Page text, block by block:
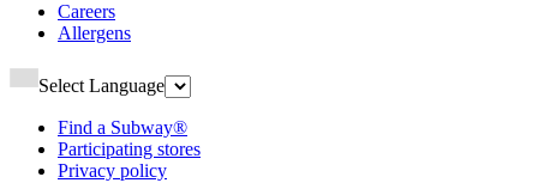
Careers​​​​‌ ‍ ​‍​‍‌‍ ‌ ​‍‌‍‍‌‌‍‌ ‌‍‍‌‌‍ ‍​‍​‍​ ‍‍​‍​‍‌ ​ ‌‍​‌‌‍ ‍‌‍‍‌‌ ‌​‌ ‍‌​‍ ‍‌‍‍‌‌‍ ​‍​‍​‍ ​​‍​‍‌‍‍​‌ ​‍‌‍‌‌‌‍‌‍​‍​‍​ ‍‍​‍​‍‌‍‍​‌ ‌​‌ ‌​‌ ​​‌ ​ ​ ‍‍​‍ ​‍ ‌‍ ‍‌‍ ‌ ​‍‌‍‌​‌‍‍‌‌‍​ ​‍ ‌‌‍​‍‌‍‍‌‌ ‌​‌‍‌‌‌ ​ ​‍ ‌‌‍‌ ‌ ​‍‌‍ ‌ ‌‌‌ ​​​‍ ‌‌ ​ ‌ ‌​‌ ‌‌‌‍‌​‌‍‍‌‌‍ ​‍ ‍‌ ‌‍‌‍‌‌‌ ​‍‌‍​ ‌‍‌‌‌‍ ​​‍ ‍‌‍​‌‌ ​​‌ ​​​‍ ‌‍‍‌‌‍ ‍‌ ‌​‌‍‌‌‌‍ ‍‌ ‌​​‍ ‌‍‌‌‌‍‌​‌‍‍‌‌ ‌​​‍ ‌‍ ‌‌‍ ‌‍‌​‌‍‌‌​ ‌‌ ​​‌ ​‍‌‍‌‌‌ ​ ‌‍‌‌‌‍ ‍‌ ‌​‌‍​‌‌ ‌​‌‍‍‌‌‍ ‌‍ ‍​ ‍ ‌‍‍‌‌‍‌​​ ‌‌‍​‌​ ​​​ ​‌​ ‍​‌‍​ ​ ‍‌‌‍‌​​ ​ ​‍ ‌​ ​ ​ ​‍‌‍​‌​ ‌‌​‍ ‌​ ‌​‌‍‌‍‌‍‌‍‌‍​‍​‍ ‌‌‍​‍‌‍‌​‌‍​‌​ ​​​‍ ‌‌‍​‍‌‍‌‌​ ​​​ ‌‍​ ​​‌‍‌​‌‍‌‍‌‍​ ​ ​ ​ ​ ​ ​​‌‍‌​​ ‍ ‌ ‌​‌ ‍‌‌ ​​‌‍‌‌​ ‌‌ ‌ ‌‍‌‌‌‍​‍‌ ​ ‌‍‍‌‌ ‌​‌‍‌‌‌​ ‍‌‍​‌‌ ‌‍‌‍‍‌‌‍‌ ‌‍​‌‌ ‌​‌‍‍‌‌‍ ‌‍ ‍‌​‍‌‌ ‌​‌‍‌‌‌‍ ‌​ ‍ ‌ ​​‌‍​‌‌ ‌​‌‍‍​​ ‌‌‍ ​‌‍​‌‌‍​‍‌‍‌‌‌‍ ​​‍‌‌​ ‌‌‌​​‍‌‌ ‌‍‍ ‌‍‌‌‌ ‍‌​‍‌‌​ ​ ‌​‌​​‍‌‌​ ​ ‌​‌​​‍‌‌​ ​‍​ ​‍‌‍‌‌‌‍ ‍​‍‌‌​ ​‍​ ​‍​‍‌‌​ ‌‌‌​‌​​‍ ‍‌ ‌‍‌‍​‌‌‍ ​‌ ‌‌‌‍‌‌​ ‌‍​‍‌‍​‌‌ ​ ‌‍‌‌‌‌‌‌‌ ​‍‌‍ ​​ ‌‌‍‍​‌ ‌​‌ ‌​‌ ​​‌ ​ ​‍‌‌​ ​ ‌​​‌​‍‌‌​ ​‍‌​‌‍​‍‌‌​ ​‍‌​‌‍‌‍ ‍‌‍ ‌ ​‍‌‍‌​‌‍‍‌‌‍​ ​‍ ‌‌‍​‍‌‍‍‌‌ ‌​‌‍‌‌‌ ​ ​‍ ‌‌‍‌ ‌ ​‍‌‍ ‌ ‌‌‌ ​​​‍ ‌‌ ​ ‌ ‌​‌ ‌‌‌‍‌​‌‍‍‌‌‍ ​‍ ‍‌ ‌‍‌‍‌‌‌ ​‍‌‍​ ‌‍‌‌‌‍ ​​‍ ‍‌‍​‌‌ ​​‌ ​​​‍‌‍‌‍‍‌‌‍‌​​ ‌‌‍​‌​ ​​​ ​‌​ ‍​‌‍​ ​ ‍‌‌‍‌​​ ​ ​‍ ‌​ ​ ​ ​‍‌‍​‌​ ‌‌​‍ ‌​ ‌​‌‍‌‍‌‍‌‍‌‍​‍​‍ ‌‌‍​‍‌‍‌​‌‍​‌​ ​​​‍ ‌‌‍​‍‌‍‌‌​ ​​​ ‌‍​ ​​‌‍‌​‌‍‌‍‌‍​ ​ ​ ​ ​ ​ ​​‌‍‌​​‍‌‍‌ ‌​‌ ‍‌‌ ​​‌‍‌‌​ ‌‌ ‌ ‌‍‌‌‌‍​‍‌ ​ ‌‍‍‌‌ ‌​‌‍‌‌‌​ ‍‌‍​‌‌ ‌‍‌‍‍‌‌‍‌ ‌‍​‌‌ ‌​‌‍‍‌‌‍ ‌‍ ‍‌​‍‌‌ ‌​‌‍‌‌‌‍ ‌​‍‌‍‌ ​​‌‍​‌‌ ‌​‌‍‍​​ ‌‌‍ ​‌‍​‌‌‍​‍‌‍‌‌‌‍ ​​‍‌‌​ ‌‌‌​​‍‌‌ ‌‍‍ ‌‍‌‌‌ ‍‌​‍‌‌​ ​ ‌​‌​​‍‌‌​ ​ ‌​‌​​‍‌‌​ ​‍​ ​‍‌‍‌‌‌‍ ‍​‍‌‌​ ​‍​ ​‍​‍‌‌​ ‌‌‌​‌​​‍ ‍‌ ‌‍‌‍​‌‌‍ ​‌ ‌‌‌‍‌‌​‍‌‍‌ ​​‌‍‌‌‌ ​‍‌ ​ ‌ ​​‌‍‌‌‌‍​ ‌ ‌​‌‍‍‌‌ ‌‍‌‍‌‌​ ‌‌ ​​‌ ‌‌‌‍​‍‌‍ ​‌‍‍‌‌ ​ ‌‍‍​‌‍‌‌‌‍‌​​‍​‍‌ ‌
Allergens​​​​‌ ‍ ​‍​‍‌‍ ‌ ​‍‌‍‍‌‌‍‌ ‌‍‍‌‌‍ ‍​‍​‍​ ‍‍​‍​‍‌ ​ ‌‍​‌‌‍ ‍‌‍‍‌‌ ‌​‌ ‍‌​‍ ‍‌‍‍‌‌‍ ​‍​‍​‍ ​​‍​‍‌‍‍​‌ ​‍‌‍‌‌‌‍‌‍​‍​‍​ ‍‍​‍​‍‌‍‍​‌ ‌​‌ ‌​‌ ​​‌ ​ ​ ‍‍​‍ ​‍ ‌‍ ‍‌‍ ‌ ​‍‌‍‌​‌‍‍‌‌‍​ ​‍ ‌‌‍​‍‌‍‍‌‌ ‌​‌‍‌‌‌ ​ ​‍ ‌‌‍‌ ‌ ​‍‌‍ ‌ ‌‌‌ ​​​‍ ‌‌ ​ ‌ ‌​‌ ‌‌‌‍‌​‌‍‍‌‌‍ ​‍ ‍‌ ‌‍‌‍‌‌‌ ​‍‌‍​ ‌‍‌‌‌‍ ​​‍ ‍‌‍​‌‌ ​​‌ ​​​‍ ‌‍‍‌‌‍ ‍‌ ‌​‌‍‌‌‌‍ ‍‌ ‌​​‍ ‌‍‌‌‌‍‌​‌‍‍‌‌ ‌​​‍ ‌‍ ‌‌‍ ‌‍‌​‌‍‌‌​ ‌‌ ​​‌ ​‍‌‍‌‌‌ ​ ‌‍‌‌‌‍ ‍‌ ‌​‌‍​‌‌ ‌​‌‍‍‌‌‍ ‌‍ ‍​ ‍ ‌‍‍‌‌‍‌​​ ‌​ ‌​​ ‍​​ ‌ ‌‍​‍​ ‌​​ ​‌​ ​​‌‍‌​​‍ ‌‌‍‌​​ ‍​‌‍​‍‌‍​‍​‍ ‌​ ‌​‌‍‌‍​ ​​​ ‌​​‍ ‌‌‍​‍​ ‌ ​ ‌ ​ ​ ​‍ ‌​ ‌‍​ ‍‌‌‍‌‍​ ‌​​ ‍​‌‍​ ​ ​‌‌‍‌‍‌‍​ ‌‍‌‍​ ‌‍​ ‌‌​ ‍ ‌ ‌​‌ ‍‌‌ ​​‌‍‌‌​ ‌‌ ‌ ‌‍‌‌‌‍​‍‌ ​ ‌‍‍‌‌ ‌​‌‍‌‌‌​ ‍‌‍​‌‌ ‌‍‌‍‍‌‌‍‌ ‌‍​‌‌ ‌​‌‍‍‌‌‍ ‌‍ ‍‌​‍‌‌ ‌​‌‍‌‌‌‍ ‌​ ‍ ‌ ​​‌‍​‌‌ ‌​‌‍‍​​ ‌‌‍ ​‌‍​‌‌‍​‍‌‍‌‌‌‍ ​​‍‌‌​ ‌‌‌​​‍‌‌ ‌‍‍ ‌‍‌‌‌ ‍‌​‍‌‌​ ​ ‌​‌​​‍‌‌​ ​ ‌​‌​​‍‌‌​ ​‍​ ​‍‌‍‌‌‌‍ ‍​‍‌‌​ ​‍​ ​‍​‍‌‌​ ‌‌‌​‌​​‍ ‍‌ ‌‍‌‍​‌‌‍ ​‌ ‌‌‌‍‌‌​ ‌‍​‍‌‍​‌‌ ​ ‌‍‌‌‌‌‌‌‌ ​‍‌‍ ​​ ‌‌‍‍​‌ ‌​‌ ‌​‌ ​​‌ ​ ​‍‌‌​ ​ ‌​​‌​‍‌‌​ ​‍‌​‌‍​‍‌‌​ ​‍‌​‌‍‌‍ ‍‌‍ ‌ ​‍‌‍‌​‌‍‍‌‌‍​ ​‍ ‌‌‍​‍‌‍‍‌‌ ‌​‌‍‌‌‌ ​ ​‍ ‌‌‍‌ ‌ ​‍‌‍ ‌ ‌‌‌ ​​​‍ ‌‌ ​ ‌ ‌​‌ ‌‌‌‍‌​‌‍‍‌‌‍ ​‍ ‍‌ ‌‍‌‍‌‌‌ ​‍‌‍​ ‌‍‌‌‌‍ ​​‍ ‍‌‍​‌‌ ​​‌ ​​​‍‌‍‌‍‍‌‌‍‌​​ ‌​ ‌​​ ‍​​ ‌ ‌‍​‍​ ‌​​ ​‌​ ​​‌‍‌​​‍ ‌‌‍‌​​ ‍​‌‍​‍‌‍​‍​‍ ‌​ ‌​‌‍‌‍​ ​​​ ‌​​‍ ‌‌‍​‍​ ‌ ​ ‌ ​ ​ ​‍ ‌​ ‌‍​ ‍‌‌‍‌‍​ ‌​​ ‍​‌‍​ ​ ​‌‌‍‌‍‌‍​ ‌‍‌‍​ ‌‍​ ‌‌​‍‌‍‌ ‌​‌ ‍‌‌ ​​‌‍‌‌​ ‌‌ ‌ ‌‍‌‌‌‍​‍‌ ​ ‌‍‍‌‌ ‌​‌‍‌‌‌​ ‍‌‍​‌‌ ‌‍‌‍‍‌‌‍‌ ‌‍​‌‌ ‌​‌‍‍‌‌‍ ‌‍ ‍‌​‍‌‌ ‌​‌‍‌‌‌‍ ‌​‍‌‍‌ ​​‌‍​‌‌ ‌​‌‍‍​​ ‌‌‍ ​‌‍​‌‌‍​‍‌‍‌‌‌‍ ​​‍‌‌​ ‌‌‌​​‍‌‌ ‌‍‍ ‌‍‌‌‌ ‍‌​‍‌‌​ ​ ‌​‌​​‍‌‌​ ​ ‌​‌​​‍‌‌​ ​‍​ ​‍‌‍‌‌‌‍ ‍​‍‌‌​ ​‍​ ​‍​‍‌‌​ ‌‌‌​‌​​‍ ‍‌ ‌‍‌‍​‌‌‍ ​‌ ‌‌‌‍‌‌​‍‌‍‌ ​​‌‍‌‌‌ ​‍‌ ​ ‌ ​​‌‍‌‌‌‍​ ‌ ‌​‌‍‍‌‌ ‌‍‌‍‌‌​ ‌‌ ​​‌ ‌‌‌‍​‍‌‍ ​‌‍‍‌‌ ​ ‌‍‍​‌‍‌‌‌‍‌​​‍​‍‌ ‌
Select Language
Find a Subway®​​​​‌ ‍ ​‍​‍‌‍ ‌ ​‍‌‍‍‌‌‍‌ ‌‍‍‌‌‍ ‍​‍​‍​ ‍‍​‍​‍‌ ​ ‌‍​‌‌‍ ‍‌‍‍‌‌ ‌​‌ ‍‌​‍ ‍‌‍‍‌‌‍ ​‍​‍​‍ ​​‍​‍‌‍‍​‌ ​‍‌‍‌‌‌‍‌‍​‍​‍​ ‍‍​‍​‍‌‍‍​‌ ‌​‌ ‌​‌ ​​‌ ​ ​ ‍‍​‍ ​‍ ‌‍ ‍‌‍ ‌ ​‍‌‍‌​‌‍‍‌‌‍​ ​‍ ‌‌‍​‍‌‍‍‌‌ ‌​‌‍‌‌‌ ​ ​‍ ‌‌‍‌ ‌ ​‍‌‍ ‌ ‌‌‌ ​​​‍ ‌‌ ​ ‌ ‌​‌ ‌‌‌‍‌​‌‍‍‌‌‍ ​‍ ‍‌ ‌‍‌‍‌‌‌ ​‍‌‍​ ‌‍‌‌‌‍ ​​‍ ‍‌‍​‌‌ ​​‌ ​​​‍ ‌‍‍‌‌‍ ‍‌ ‌​‌‍‌‌‌‍ ‍‌ ‌​​‍ ‌‍‌‌‌‍‌​‌‍‍‌‌ ‌​​‍ ‌‍ ‌‌‍ ‌‍‌​‌‍‌‌​ ‌‌ ​​‌ ​‍‌‍‌‌‌ ​ ‌‍‌‌‌‍ ‍‌ ‌​‌‍​‌‌ ‌​‌‍‍‌‌‍ ‌‍ ‍​ ‍ ‌‍‍‌‌‍‌​​ ‌‌‍​‍​ ​‌​ ‌​​ ‌‍​ ‌ ​ ‍​​ ‍​​ ​‍​‍ ‌​ ‌‍​ ‌‌​ ‌​‌‍‌‍​‍ ‌​ ‌​​ ‌‍​ ​‌​ ‌‍​‍ ‌​ ‍‌​ ‍‌​ ‌‌​ ‌‌​‍ ‌‌‍‌‍​ ‍​‌‍​‍‌‍‌​​ ‍‌​ ​‌‌‍​‍​ ‍​​ ‍​‌‍‌‌​ ​ ​ ‍​​ ‍ ‌ ‌​‌ ‍‌‌ ​​‌‍‌‌​ ‌‌ ‌ ‌‍‌‌‌‍​‍‌ ​ ‌‍‍‌‌ ‌​‌‍‌‌‌​ ‍‌‍​‌‌ ‌‍‌‍‍‌‌‍‌ ‌‍​‌‌ ‌​‌‍‍‌‌‍ ‌‍ ‍‌​‍‌‌ ‌​‌‍‌‌‌‍ ‌​ ‍ ‌ ​​‌‍​‌‌ ‌​‌‍‍​​ ‌‌‍ ​‌‍​‌‌‍​‍‌‍‌‌‌‍ ​​‍‌‌​ ‌‌‌​​‍‌‌ ‌‍‍ ‌‍‌‌‌ ‍‌​‍‌‌​ ​ ‌​‌​​‍‌‌​ ​ ‌​‌​​‍‌‌​ ​‍​ ​‍‌‍‌‌‌‍ ‍​‍‌‌​ ​‍​ ​‍​‍‌‌​ ‌‌‌​‌​​‍ ‍‌ ‌‍‌‍​‌‌‍ ​‌ ‌‌‌‍‌‌​ ‌‍​‍‌‍​‌‌ ​ ‌‍‌‌‌‌‌‌‌ ​‍‌‍ ​​ ‌‌‍‍​‌ ‌​‌ ‌​‌ ​​‌ ​ ​‍‌‌​ ​ ‌​​‌​‍‌‌​ ​‍‌​‌‍​‍‌‌​ ​‍‌​‌‍‌‍ ‍‌‍ ‌ ​‍‌‍‌​‌‍‍‌‌‍​ ​‍ ‌‌‍​‍‌‍‍‌‌ ‌​‌‍‌‌‌ ​ ​‍ ‌‌‍‌ ‌ ​‍‌‍ ‌ ‌‌‌ ​​​‍ ‌‌ ​ ‌ ‌​‌ ‌‌‌‍‌​‌‍‍‌‌‍ ​‍ ‍‌ ‌‍‌‍‌‌‌ ​‍‌‍​ ‌‍‌‌‌‍ ​​‍ ‍‌‍​‌‌ ​​‌ ​​​‍‌‍‌‍‍‌‌‍‌​​ ‌‌‍​‍​ ​‌​ ‌​​ ‌‍​ ‌ ​ ‍​​ ‍​​ ​‍​‍ ‌​ ‌‍​ ‌‌​ ‌​‌‍‌‍​‍ ‌​ ‌​​ ‌‍​ ​‌​ ‌‍​‍ ‌​ ‍‌​ ‍‌​ ‌‌​ ‌‌​‍ ‌‌‍‌‍​ ‍​‌‍​‍‌‍‌​​ ‍‌​ ​‌‌‍​‍​ ‍​​ ‍​‌‍‌‌​ ​ ​ ‍​​‍‌‍‌ ‌​‌ ‍‌‌ ​​‌‍‌‌​ ‌‌ ‌ ‌‍‌‌‌‍​‍‌ ​ ‌‍‍‌‌ ‌​‌‍‌‌‌​ ‍‌‍​‌‌ ‌‍‌‍‍‌‌‍‌ ‌‍​‌‌ ‌​‌‍‍‌‌‍ ‌‍ ‍‌​‍‌‌ ‌​‌‍‌‌‌‍ ‌​‍‌‍‌ ​​‌‍​‌‌ ‌​‌‍‍​​ ‌‌‍ ​‌‍​‌‌‍​‍‌‍‌‌‌‍ ​​‍‌‌​ ‌‌‌​​‍‌‌ ‌‍‍ ‌‍‌‌‌ ‍‌​‍‌‌​ ​ ‌​‌​​‍‌‌​ ​ ‌​‌​​‍‌‌​ ​‍​ ​‍‌‍‌‌‌‍ ‍​‍‌‌​ ​‍​ ​‍​‍‌‌​ ‌‌‌​‌​​‍ ‍‌ ‌‍‌‍​‌‌‍ ​‌ ‌‌‌‍‌‌​‍‌‍‌ ​​‌‍‌‌‌ ​‍‌ ​ ‌ ​​‌‍‌‌‌‍​ ‌ ‌​‌‍‍‌‌ ‌‍‌‍‌‌​ ‌‌ ​​‌ ‌‌‌‍​‍‌‍ ​‌‍‍‌‌ ​ ‌‍‍​‌‍‌‌‌‍‌​​‍​‍‌ ‌
Participating stores​​​​‌ ‍ ​‍​‍‌‍ ‌ ​‍‌‍‍‌‌‍‌ ‌‍‍‌‌‍ ‍​‍​‍​ ‍‍​‍​‍‌ ​ ‌‍​‌‌‍ ‍‌‍‍‌‌ ‌​‌ ‍‌​‍ ‍‌‍‍‌‌‍ ​‍​‍​‍ ​​‍​‍‌‍‍​‌ ​‍‌‍‌‌‌‍‌‍​‍​‍​ ‍‍​‍​‍‌‍‍​‌ ‌​‌ ‌​‌ ​​‌ ​ ​ ‍‍​‍ ​‍ ‌‍ ‍‌‍ ‌ ​‍‌‍‌​‌‍‍‌‌‍​ ​‍ ‌‌‍​‍‌‍‍‌‌ ‌​‌‍‌‌‌ ​ ​‍ ‌‌‍‌ ‌ ​‍‌‍ ‌ ‌‌‌ ​​​‍ ‌‌ ​ ‌ ‌​‌ ‌‌‌‍‌​‌‍‍‌‌‍ ​‍ ‍‌ ‌‍‌‍‌‌‌ ​‍‌‍​ ‌‍‌‌‌‍ ​​‍ ‍‌‍​‌‌ ​​‌ ​​​‍ ‌‍‍‌‌‍ ‍‌ ‌​‌‍‌‌‌‍ ‍‌ ‌​​‍ ‌‍‌‌‌‍‌​‌‍‍‌‌ ‌​​‍ ‌‍ ‌‌‍ ‌‍‌​‌‍‌‌​ ‌‌ ​​‌ ​‍‌‍‌‌‌ ​ ‌‍‌‌‌‍ ‍‌ ‌​‌‍​‌‌ ‌​‌‍‍‌‌‍ ‌‍ ‍​ ‍ ‌‍‍‌‌‍‌​​ ‌‌‍‌​​ ​‌​ ‌ ​ ​‌​ ‌‍​ ‍‌​ ‍​​ ‌​​‍ ‌​ ‍‌‌‍​‍‌‍‌‌‌‍‌​​‍ ‌​ ‌​​ ‌​​ ‌‍​ ‍​​‍ ‌​ ‍‌‌‍​‌‌‍‌‌‌‍​ ​‍ ‌​ ​​​ ‌ ​ ​‌‌‍‌‌​ ​ ​ ​ ​ ​‍​ ‍​​ ​‍​ ​​​ ‌​‌‍​‍​ ‍ ‌ ‌​‌ ‍‌‌ ​​‌‍‌‌​ ‌‌ ‌ ‌‍‌‌‌‍​‍‌ ​ ‌‍‍‌‌ ‌​‌‍‌‌‌​ ‍‌‍​‌‌ ‌‍‌‍‍‌‌‍‌ ‌‍​‌‌ ‌​‌‍‍‌‌‍ ‌‍ ‍‌​‍‌‌ ‌​‌‍‌‌‌‍ ‌​ ‍ ‌ ​​‌‍​‌‌ ‌​‌‍‍​​ ‌‌‍ ​‌‍​‌‌‍​‍‌‍‌‌‌‍ ​​‍‌‌​ ‌‌‌​​‍‌‌ ‌‍‍ ‌‍‌‌‌ ‍‌​‍‌‌​ ​ ‌​‌​​‍‌‌​ ​ ‌​‌​​‍‌‌​ ​‍​ ​‍‌‍‌‌‌‍ ‍​‍‌‌​ ​‍​ ​‍​‍‌‌​ ‌‌‌​‌​​‍ ‍‌ ‌‍‌‍​‌‌‍ ​‌ ‌‌‌‍‌‌​ ‌‍​‍‌‍​‌‌ ​ ‌‍‌‌‌‌‌‌‌ ​‍‌‍ ​​ ‌‌‍‍​‌ ‌​‌ ‌​‌ ​​‌ ​ ​‍‌‌​ ​ ‌​​‌​‍‌‌​ ​‍‌​‌‍​‍‌‌​ ​‍‌​‌‍‌‍ ‍‌‍ ‌ ​‍‌‍‌​‌‍‍‌‌‍​ ​‍ ‌‌‍​‍‌‍‍‌‌ ‌​‌‍‌‌‌ ​ ​‍ ‌‌‍‌ ‌ ​‍‌‍ ‌ ‌‌‌ ​​​‍ ‌‌ ​ ‌ ‌​‌ ‌‌‌‍‌​‌‍‍‌‌‍ ​‍ ‍‌ ‌‍‌‍‌‌‌ ​‍‌‍​ ‌‍‌‌‌‍ ​​‍ ‍‌‍​‌‌ ​​‌ ​​​‍‌‍‌‍‍‌‌‍‌​​ ‌‌‍‌​​ ​‌​ ‌ ​ ​‌​ ‌‍​ ‍‌​ ‍​​ ‌​​‍ ‌​ ‍‌‌‍​‍‌‍‌‌‌‍‌​​‍ ‌​ ‌​​ ‌​​ ‌‍​ ‍​​‍ ‌​ ‍‌‌‍​‌‌‍‌‌‌‍​ ​‍ ‌​ ​​​ ‌ ​ ​‌‌‍‌‌​ ​ ​ ​ ​ ​‍​ ‍​​ ​‍​ ​​​ ‌​‌‍​‍​‍‌‍‌ ‌​‌ ‍‌‌ ​​‌‍‌‌​ ‌‌ ‌ ‌‍‌‌‌‍​‍‌ ​ ‌‍‍‌‌ ‌​‌‍‌‌‌​ ‍‌‍​‌‌ ‌‍‌‍‍‌‌‍‌ ‌‍​‌‌ ‌​‌‍‍‌‌‍ ‌‍ ‍‌​‍‌‌ ‌​‌‍‌‌‌‍ ‌​‍‌‍‌ ​​‌‍​‌‌ ‌​‌‍‍​​ ‌‌‍ ​‌‍​‌‌‍​‍‌‍‌‌‌‍ ​​‍‌‌​ ‌‌‌​​‍‌‌ ‌‍‍ ‌‍‌‌‌ ‍‌​‍‌‌​ ​ ‌​‌​​‍‌‌​ ​ ‌​‌​​‍‌‌​ ​‍​ ​‍‌‍‌‌‌‍ ‍​‍‌‌​ ​‍​ ​‍​‍‌‌​ ‌‌‌​‌​​‍ ‍‌ ‌‍‌‍​‌‌‍ ​‌ ‌‌‌‍‌‌​‍‌‍‌ ​​‌‍‌‌‌ ​‍‌ ​ ‌ ​​‌‍‌‌‌‍​ ‌ ‌​‌‍‍‌‌ ‌‍‌‍‌‌​ ‌‌ ​​‌ ‌‌‌‍​‍‌‍ ​‌‍‍‌‌ ​ ‌‍‍​‌‍‌‌‌‍‌​​‍​‍‌ ‌
Privacy policy​​​​‌ ‍ ​‍​‍‌‍ ‌ ​‍‌‍‍‌‌‍‌ ‌‍‍‌‌‍ ‍​‍​‍​ ‍‍​‍​‍‌ ​ ‌‍​‌‌‍ ‍‌‍‍‌‌ ‌​‌ ‍‌​‍ ‍‌‍‍‌‌‍ ​‍​‍​‍ ​​‍​‍‌‍‍​‌ ​‍‌‍‌‌‌‍‌‍​‍​‍​ ‍‍​‍​‍‌‍‍​‌ ‌​‌ ‌​‌ ​​‌ ​ ​ ‍‍​‍ ​‍ ‌‍ ‍‌‍ ‌ ​‍‌‍‌​‌‍‍‌‌‍​ ​‍ ‌‌‍​‍‌‍‍‌‌ ‌​‌‍‌‌‌ ​ ​‍ ‌‌‍‌ ‌ ​‍‌‍ ‌ ‌‌‌ ​​​‍ ‌‌ ​ ‌ ‌​‌ ‌‌‌‍‌​‌‍‍‌‌‍ ​‍ ‍‌ ‌‍‌‍‌‌‌ ​‍‌‍​ ‌‍‌‌‌‍ ​​‍ ‍‌‍​‌‌ ​​‌ ​​​‍ ‌‍‍‌‌‍ ‍‌ ‌​‌‍‌‌‌‍ ‍‌ ‌​​‍ ‌‍‌‌‌‍‌​‌‍‍‌‌ ‌​​‍ ‌‍ ‌‌‍ ‌‍‌​‌‍‌‌​ ‌‌ ​​‌ ​‍‌‍‌‌‌ ​ ‌‍‌‌‌‍ ‍‌ ‌​‌‍​‌‌ ‌​‌‍‍‌‌‍ ‌‍ ‍​ ‍ ‌‍‍‌‌‍‌​​ ‌​ ‍​​ ‌‌​ ​​​ ‍‌‌‍‌‍‌‍​‍​ ​‍‌‍‌‌​‍ ‌​ ​​​ ​‍‌‍‌‍‌‍​‍​‍ ‌​ ‌​​ ​‌‌‍‌‍​ ‌‍​‍ ‌‌‍​‍‌‍‌‍​ ‌‍‌‍‌‍​‍ ‌​ ​‍​ ‌ ​ ‌‌‌‍‌​‌‍​ ​ ‌‌​ ‌‌​ ‍‌‌‍​‍​ ‌ ​ ‌‌‌‍​‍​ ‍ ‌ ‌​‌ ‍‌‌ ​​‌‍‌‌​ ‌‌ ‌ ‌‍‌‌‌‍​‍‌ ​ ‌‍‍‌‌ ‌​‌‍‌‌‌​ ‍‌‍​‌‌ ‌‍‌‍‍‌‌‍‌ ‌‍​‌‌ ‌​‌‍‍‌‌‍ ‌‍ ‍‌​‍‌‌ ‌​‌‍‌‌‌‍ ‌​ ‍ ‌ ​​‌‍​‌‌ ‌​‌‍‍​​ ‌‌‍ ​‌‍​‌‌‍​‍‌‍‌‌‌‍ ​​‍‌‌​ ‌‌‌​​‍‌‌ ‌‍‍ ‌‍‌‌‌ ‍‌​‍‌‌​ ​ ‌​‌​​‍‌‌​ ​ ‌​‌​​‍‌‌​ ​‍​ ​‍‌‍‌‌‌‍ ‍​‍‌‌​ ​‍​ ​‍​‍‌‌​ ‌‌‌​‌​​‍ ‍‌ ‌‍‌‍​‌‌‍ ​‌ ‌‌‌‍‌‌​ ‌‍​‍‌‍​‌‌ ​ ‌‍‌‌‌‌‌‌‌ ​‍‌‍ ​​ ‌‌‍‍​‌ ‌​‌ ‌​‌ ​​‌ ​ ​‍‌‌​ ​ ‌​​‌​‍‌‌​ ​‍‌​‌‍​‍‌‌​ ​‍‌​‌‍‌‍ ‍‌‍ ‌ ​‍‌‍‌​‌‍‍‌‌‍​ ​‍ ‌‌‍​‍‌‍‍‌‌ ‌​‌‍‌‌‌ ​ ​‍ ‌‌‍‌ ‌ ​‍‌‍ ‌ ‌‌‌ ​​​‍ ‌‌ ​ ‌ ‌​‌ ‌‌‌‍‌​‌‍‍‌‌‍ ​‍ ‍‌ ‌‍‌‍‌‌‌ ​‍‌‍​ ‌‍‌‌‌‍ ​​‍ ‍‌‍​‌‌ ​​‌ ​​​‍‌‍‌‍‍‌‌‍‌​​ ‌​ ‍​​ ‌‌​ ​​​ ‍‌‌‍‌‍‌‍​‍​ ​‍‌‍‌‌​‍ ‌​ ​​​ ​‍‌‍‌‍‌‍​‍​‍ ‌​ ‌​​ ​‌‌‍‌‍​ ‌‍​‍ ‌‌‍​‍‌‍‌‍​ ‌‍‌‍‌‍​‍ ‌​ ​‍​ ‌ ​ ‌‌‌‍‌​‌‍​ ​ ‌‌​ ‌‌​ ‍‌‌‍​‍​ ‌ ​ ‌‌‌‍​‍​‍‌‍‌ ‌​‌ ‍‌‌ ​​‌‍‌‌​ ‌‌ ‌ ‌‍‌‌‌‍​‍‌ ​ ‌‍‍‌‌ ‌​‌‍‌‌‌​ ‍‌‍​‌‌ ‌‍‌‍‍‌‌‍‌ ‌‍​‌‌ ‌​‌‍‍‌‌‍ ‌‍ ‍‌​‍‌‌ ‌​‌‍‌‌‌‍ ‌​‍‌‍‌ ​​‌‍​‌‌ ‌​‌‍‍​​ ‌‌‍ ​‌‍​‌‌‍​‍‌‍‌‌‌‍ ​​‍‌‌​ ‌‌‌​​‍‌‌ ‌‍‍ ‌‍‌‌‌ ‍‌​‍‌‌​ ​ ‌​‌​​‍‌‌​ ​ ‌​‌​​‍‌‌​ ​‍​ ​‍‌‍‌‌‌‍ ‍​‍‌‌​ ​‍​ ​‍​‍‌‌​ ‌‌‌​‌​​‍ ‍‌ ‌‍‌‍​‌‌‍ ​‌ ‌‌‌‍‌‌​‍‌‍‌ ​​‌‍‌‌‌ ​‍‌ ​ ‌ ​​‌‍‌‌‌‍​ ‌ ‌​‌‍‍‌‌ ‌‍‌‍‌‌​ ‌‌ ​​‌ ‌‌‌‍​‍‌‍ ​‌‍‍‌‌ ​ ‌‍‍​‌‍‌‌‌‍‌​​‍​‍‌ ‌